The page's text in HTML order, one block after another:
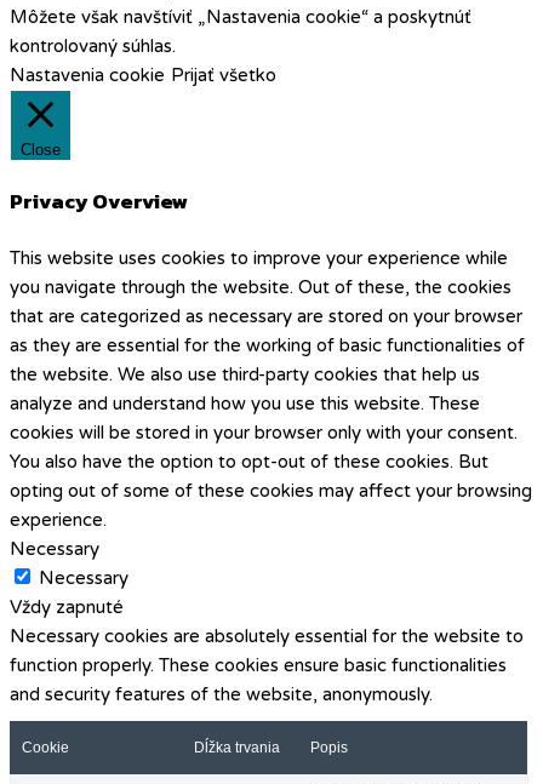
Môžete však navštíviť „Nastavenia cookie“ a poskytnúť
kontrolovaný súhlas.
Nastavenia cookie Prijať všetko
Close
Privacy Overview
This website uses cookies to improve your experience while
you navigate through the website. Out of these, the cookies
that are categorized as necessary are stored on your browser
as they are essential for the working of basic functionalities of
the website. We also use third-party cookies that help us
analyze and understand how you use this website. These
cookies will be stored in your browser only with your consent.
You also have the option to opt-out of these cookies. But
opting out of some of these cookies may affect your browsing
experience.
Necessary
Necessary
Vždy zapnuté
Necessary cookies are absolutely essential for the website to
function properly. These cookies ensure basic functionalities
and security features of the website, anonymously.
Cookie Dĺžka trvania Popis